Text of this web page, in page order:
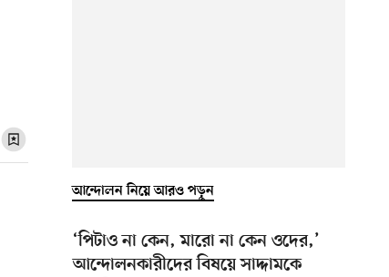
আন্দোলন নিয়ে আরও পড়ুন
‘পিটাও না কেন, মারো না কেন ওদের,’
আন্দোলনকারীদের বিষয়ে সাদ্দামকে